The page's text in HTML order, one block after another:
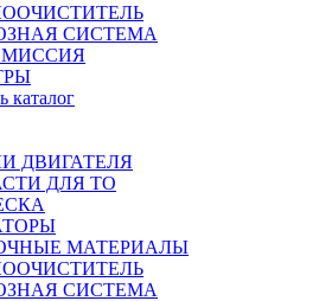
СИСТЕМА
каталог
ДВИГАТЕЛЯ
ДЛЯ ТО
МАТЕРИАЛЫ
СИСТЕМА